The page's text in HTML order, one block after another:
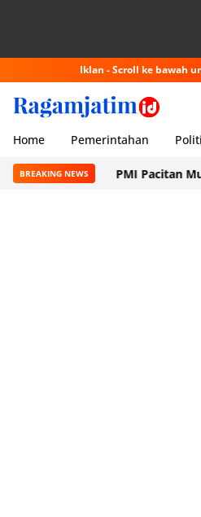
Iklan - Scroll ke bawah
Home Pemerintahan
BREAKING NEWSPMI Pacitan Mulai